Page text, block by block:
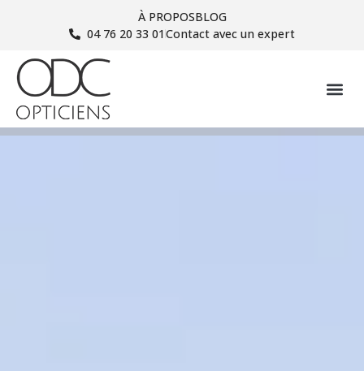
À PROPOSBLOG
04 76 20 33 01Contact avec un expert